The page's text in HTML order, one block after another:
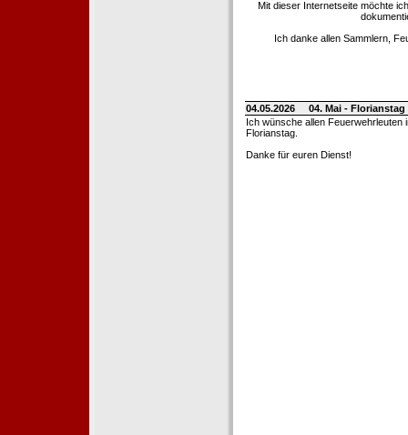
Mit dieser Internetseite möchte
Ich danke allen Sammlern,
04.05.2026
04. Mai -
Ich wünsche allen Feuerwehrleuten
Florianstag.
Danke für euren Dienst!